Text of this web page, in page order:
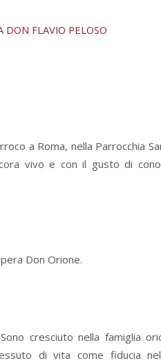
DON FLAVIO PELOSO
a Roma, nella Parrocchia
vivo e con il gusto di
Don Orione.
cresciuto nella famiglia
di vita come fiducia